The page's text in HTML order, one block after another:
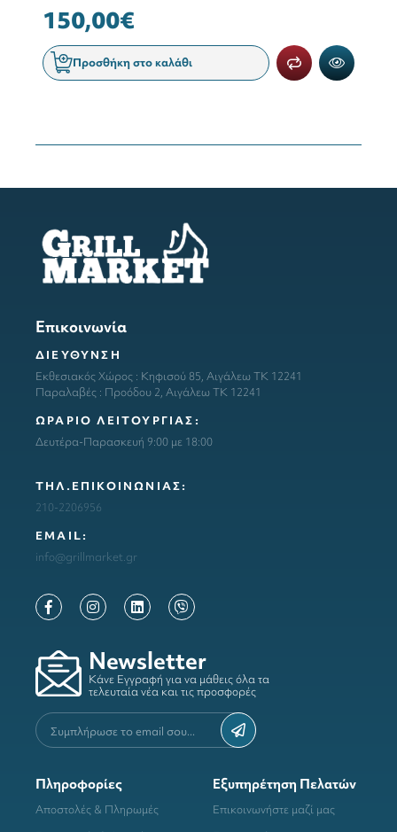
150,00€
Προσθήκη στο καλάθι
Επικοινωνία
ΔΙΕΥΘΥΝΣΗ
Εκθεσιακός Χώρος : Κηφισού 85, Αιγάλεω ΤΚ 12241
Παραλαβές : Προόδου 2, Αιγάλεω ΤΚ 12241
ΩΡΑΡΙΟ ΛΕΙΤΟΥΡΓΙΑΣ:
Δευτέρα-Παρασκευή 9:00 με 18:00
ΤΗΛ.ΕΠΙΚΟΙΝΩΝΙΑΣ:
210-2206956
ΕΜΑΙL:
info@grillmarket.gr
Newsletter
Κάνε Εγγραφή για να μάθεις όλα τα
τελευταία νέα και τις προσφορές
Πληροφορίες
Αποστολές & Πληρωμές
Εξυπηρέτηση Πελατών
Επικοινωνήστε μαζί μας